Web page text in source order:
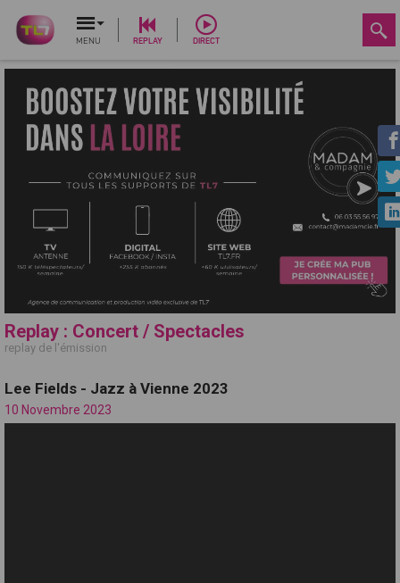
MENU REPLAY DIRECT
Replay : Concert / Spectacles
replay de l'émission
Lee Fields - Jazz à Vienne 2023
10 Novembre 2023